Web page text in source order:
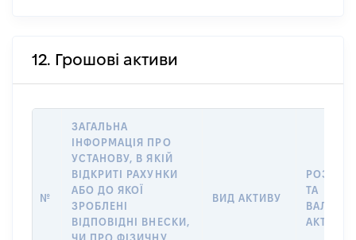
12. Грошові активи
№
ЗАГАЛЬНА
ІНФОРМАЦІЯ ПРО
УСТАНОВУ, В ЯКІЙ
ВІДКРИТІ РАХУНКИ
АБО ДО ЯКОЇ
ЗРОБЛЕНІ
ВІДПОВІДНІ ВНЕСКИ,
ЧИ ПРО ФІЗИЧНУ
ВИД АКТИВУ
РОЗМІР
ТА
ВАЛЮТА
АКТИВУ